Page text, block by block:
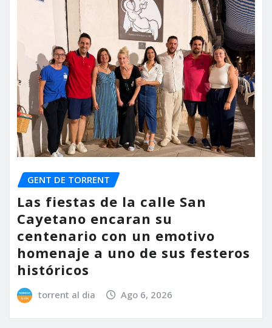
GENT DE TORRENT
Las fiestas de la calle San
Cayetano encaran su
centenario con un emotivo
homenaje a uno de sus festeros
históricos
torrent al dia Ago 6, 2026